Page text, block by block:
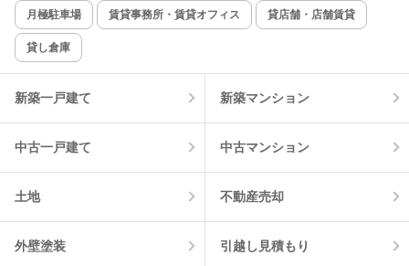
新着のみ インターネット無料
該当件数:
5
月極駐車場 賃貸事務所・賃貸オフィス 貸店舗・店舗賃貸
貸し倉庫
新築一戸建て 新築マンション
中古一戸建て 中古マンション
土地 不動産売却
外壁塗装 引越し見積もり